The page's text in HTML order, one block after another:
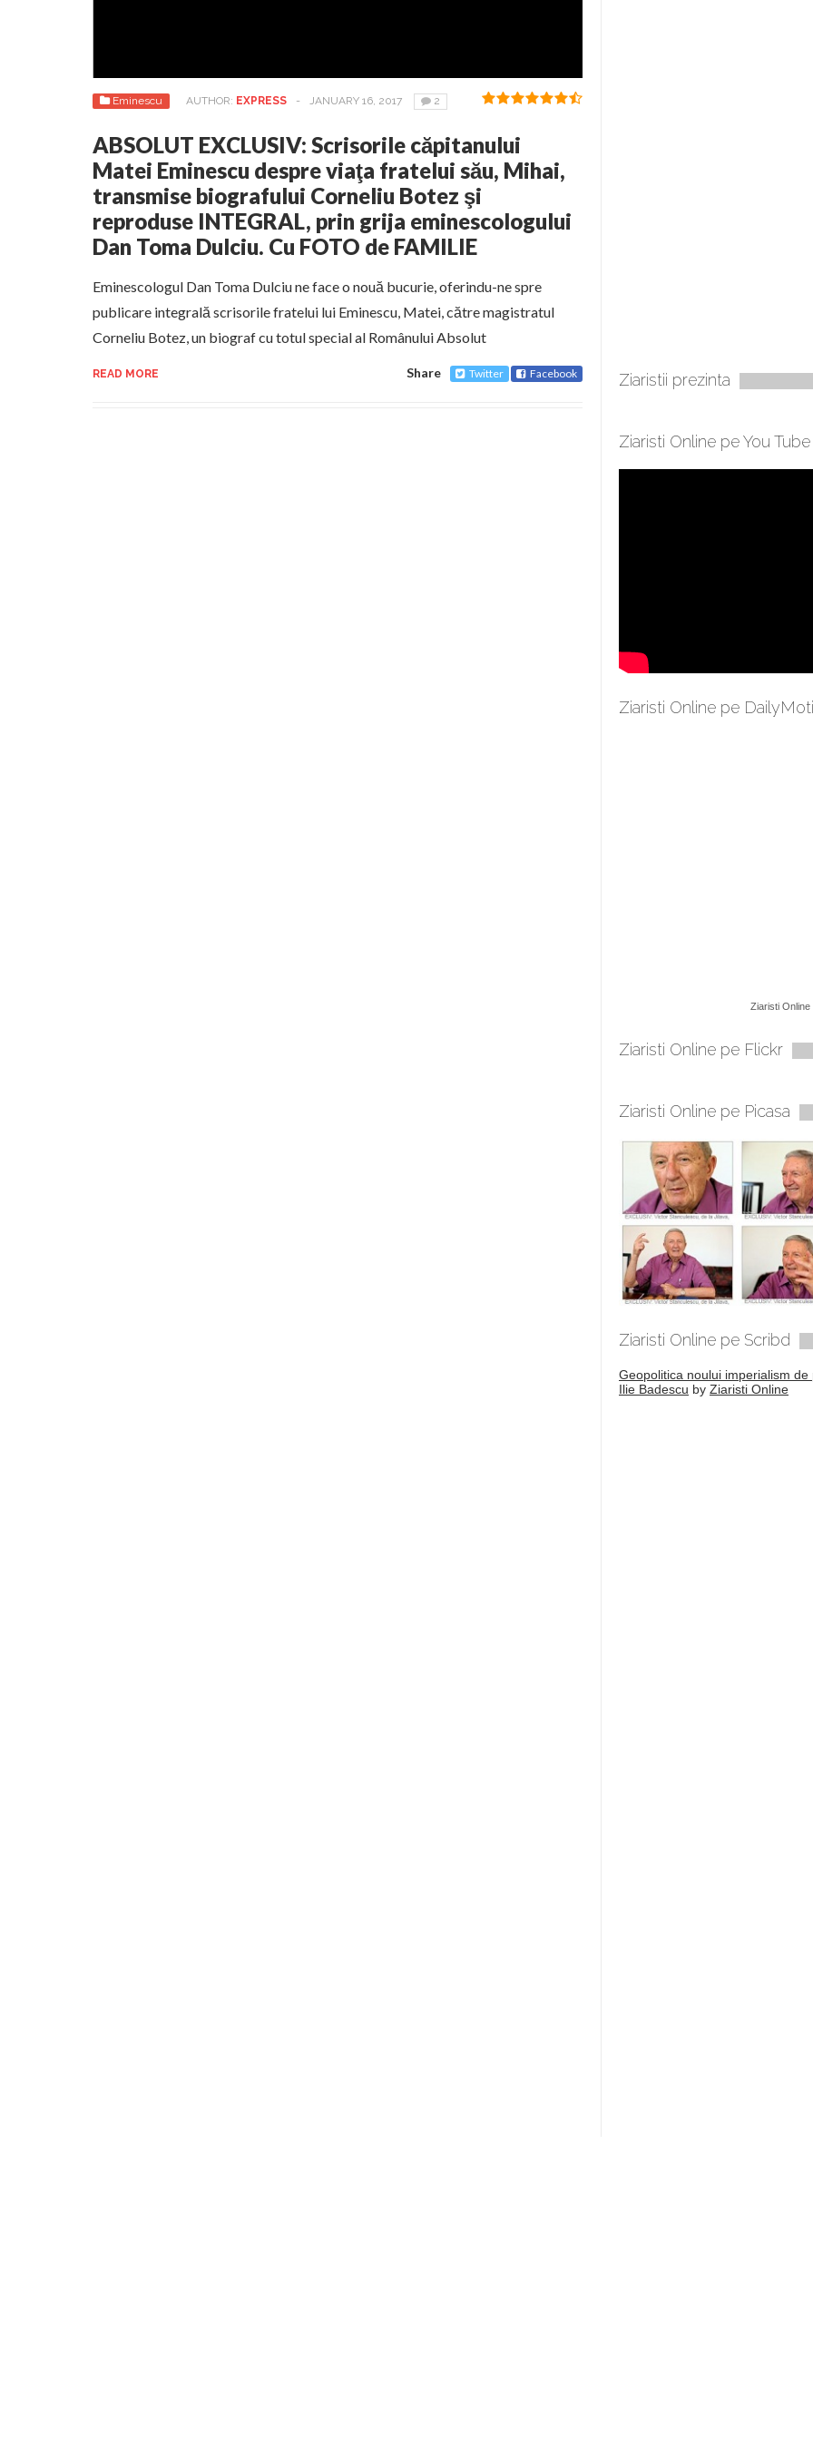
Eminescu AUTHOR: EXPRESS - JANUARY 16, 2017 2
ABSOLUT EXCLUSIV: Scrisorile căpitanului
Matei Eminescu despre viaţa fratelui său, Mihai,
transmise biografului Corneliu Botez şi
reproduse INTEGRAL, prin grija eminescologului
Dan Toma Dulciu. Cu FOTO de FAMILIE
Eminescologul Dan Toma Dulciu ne face o nouă bucurie, oferindu-ne spre
publicare integrală scrisorile fratelui lui Eminescu, Matei, către magistratul
Corneliu Botez, un biograf cu totul special al Românului Absolut
READ MORE Share Twitter Facebook Ziaristii prezinta
Ziaristi Online pe You Tube
Ziaristi Online pe
Ziaristi Online
Ziaristi Online pe Flickr
Ziaristi Online pe Picasa
Ziaristi Online pe Scribd
Geopolitica noului imperialism de
Ilie Badescu by Ziaristi Online